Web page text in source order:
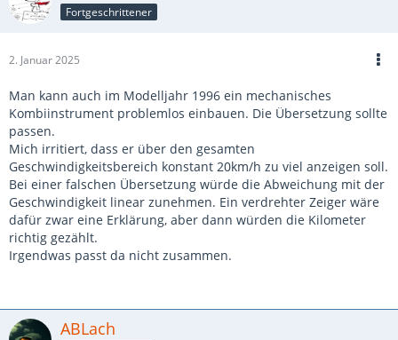
Fortgeschrittener
2. Januar 2025
Man kann auch im Modelljahr 1996 ein mechanisches
Kombiinstrument problemlos einbauen. Die Übersetzung sollte
passen.
Mich irritiert, dass er über den gesamten
Geschwindigkeitsbereich konstant 20km/h zu viel anzeigen soll.
Bei einer falschen Übersetzung würde die Abweichung mit der
Geschwindigkeit linear zunehmen. Ein verdrehter Zeiger wäre
dafür zwar eine Erklärung, aber dann würden die Kilometer
richtig gezählt.
Irgendwas passt da nicht zusammen.
ABLach